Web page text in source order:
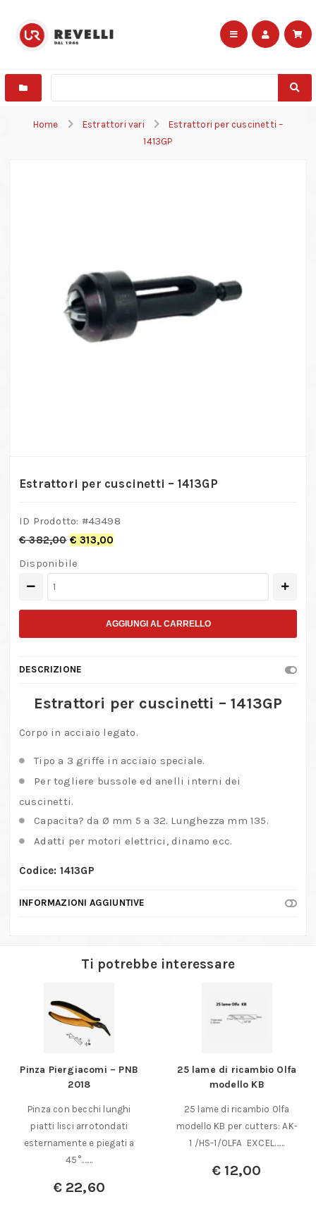
Home Estrattori vari
Estrattori per cuscinetti –
1413GP
Estrattori per cuscinetti – 1413GP
ID Prodotto: #43498
€382,00 € 313,00
Disponibile
Estrattori
–
quantità
AGGIUNGI AL CARRELLO
DESCRIZIONE
Estrattori per cuscinetti – 1413GP
Corpo in acciaio legato.
Tipo a 3 griffe in acciaio speciale.
Per togliere bussole ed anelli interni dei
cuscinetti.
Capacita? da Ø mm 5 a 32. Lunghezza mm 135.
Adatti per motori elettrici, dinamo ecc.
Codice: 1413GP
INFORMAZIONI AGGIUNTIVE
Ti potrebbe interessare
Pinza Piergiacomi – PNB
2018
Pinza con becchi lunghi
piatti lisci arrotondati
esternamente e piegati a
45°.……
€22,60
25 lame di ricambio Olfa
modello KB
25 lame di ricambio Olfa
modello KB per cutters: AK-
1 /HS-1/OLFA EXCEL……
€ 12,00